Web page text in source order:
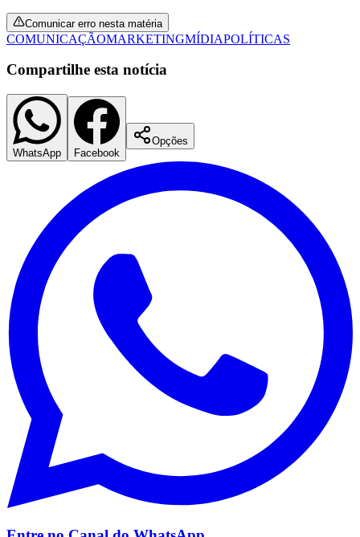
Vasco
Comunicar erro nesta matéria
COMUNICAÇÃOMARKETINGMÍDIAPOLÍTICAS
Compartilhe esta notícia
WhatsApp Facebook
Opções